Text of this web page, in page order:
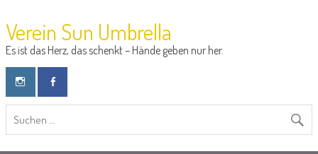
Verein Sun Umbrella
Es ist das Herz, das schenkt – Hände geben nur her.